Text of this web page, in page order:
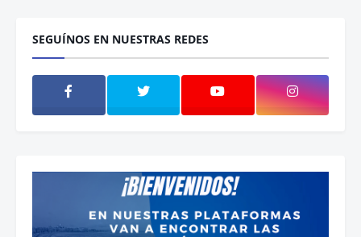
SEGUÍNOS EN NUESTRAS REDES